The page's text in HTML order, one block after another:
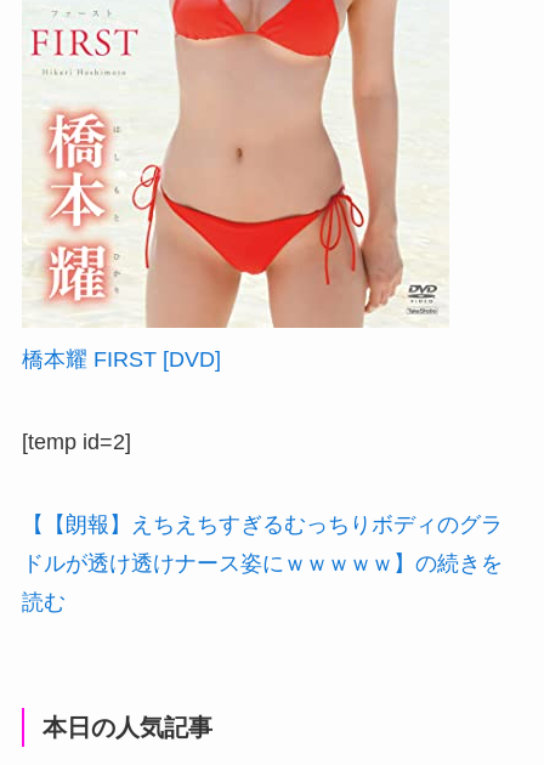
橋本耀 FIRST [DVD]
[temp id=2]
【【朗報】えちえちすぎるむっちりボディのグラ
ドルが透け透けナース姿にｗｗｗｗｗ】の続きを
読む
本日の人気記事